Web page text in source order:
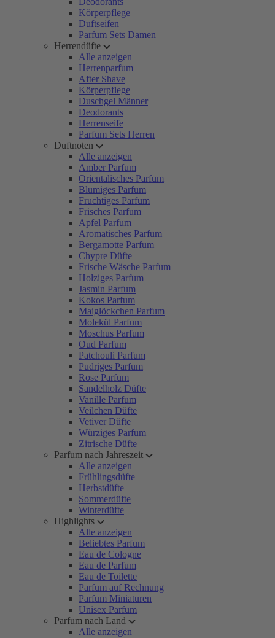
Körperpflege
Duftseifen
Parfum Sets Damen
Herrendüfte
Alle anzeigen
Herrenparfum
After Shave
Körperpflege
Duschgel Männer
Deodorants
Herrenseife
Parfum Sets Herren
Duftnoten
Alle anzeigen
Amber Parfum
Orientalisches Parfum
Blumiges Parfum
Fruchtiges Parfum
Frisches Parfum
Apfel Parfum
Aromatisches Parfum
Bergamotte Parfum
Chypre Düfte
Frische Wäsche Parfum
Holziges Parfum
Jasmin Parfum
Kokos Parfum
Maiglöckchen Parfum
Molekül Parfum
Moschus Parfum
Oud Parfum
Patchouli Parfum
Pudriges Parfum
Rose Parfum
Sandelholz Düfte
Vanille Parfum
Veilchen Düfte
Vetiver Düfte
Würziges Parfum
Zitrische Düfte
Parfum nach Jahreszeit
Alle anzeigen
Frühlingsdüfte
Herbstdüfte
Sommerdüfte
Winterdüfte
Highlights
Alle anzeigen
Beliebtes Parfum
Eau de Cologne
Eau de Parfum
Eau de Toilette
Parfum auf Rechnung
Parfum Miniaturen
Unisex Parfum
Parfum nach Land
Alle anzeigen